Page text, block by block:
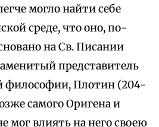
могло найти себе
среде, что оно, по-
на Св. Писании
представитель
философии, Плотин (204-
самого Оригена и
мог влиять на него своею